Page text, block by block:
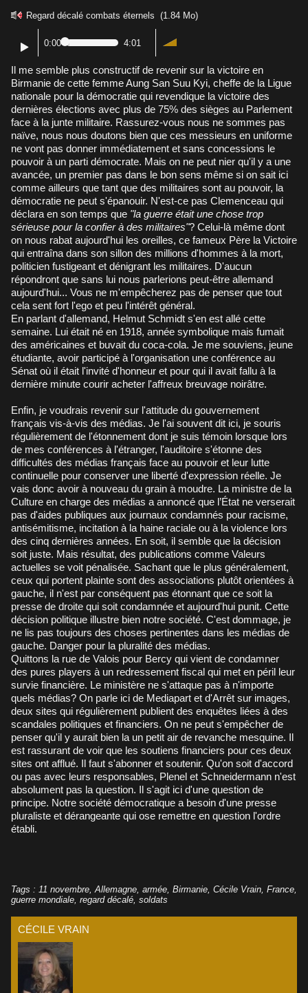
Regard décalé combats éternels (1.84 Mo)
0:00 4:01
Il me semble plus constructif de revenir sur la victoire en
Birmanie de cette femme Aung San Suu Kyi, cheffe de la Ligue
nationale pour la démocratie qui revendique la victoire des
dernières élections avec plus de 75% des sièges au Parlement
face à la junte militaire. Rassurez-vous nous ne sommes pas
naïve, nous nous doutons bien que ces messieurs en uniforme
ne vont pas donner immédiatement et sans concessions le
pouvoir à un parti démocrate. Mais on ne peut nier qu'il y a une
avancée, un premier pas dans le bon sens même si on sait ici
comme ailleurs que tant que des militaires sont au pouvoir, la
démocratie ne peut s'épanouir. N'est-ce pas Clemenceau qui
déclara en son temps que "la guerre était une chose trop
sérieuse pour la confier à des militaires"? Celui-là même dont
on nous rabat aujourd'hui les oreilles, ce fameux Père la Victoire
qui entraîna dans son sillon des millions d'hommes à la mort,
politicien fustigeant et dénigrant les militaires. D'aucun
répondront que sans lui nous parlerions peut-être allemand
aujourd'hui... Vous ne m'empêcherez pas de penser que tout
cela sent fort l'ego et peu l'intérêt général.
En parlant d'allemand, Helmut Schmidt s'en est allé cette
semaine. Lui était né en 1918, année symbolique mais fumait
des américaines et buvait du coca-cola. Je me souviens, jeune
étudiante, avoir participé à l'organisation une conférence au
Sénat où il était l'invité d'honneur et pour qui il avait fallu à la
dernière minute courir acheter l'affreux breuvage noirâtre.
Enfin, je voudrais revenir sur l'attitude du gouvernement
français vis-à-vis des médias. Je l'ai souvent dit ici, je souris
régulièrement de l'étonnement dont je suis témoin lorsque lors
de mes conférences à l'étranger, l'auditoire s'étonne des
difficultés des médias français face au pouvoir et leur lutte
continuelle pour conserver une liberté d'expression réelle. Je
vais donc avoir à nouveau du grain à moudre. La ministre de la
Culture en charge des médias a annoncé que l’État ne verserait
pas d'aides publiques aux journaux condamnés pour racisme,
antisémitisme, incitation à la haine raciale ou à la violence lors
des cinq dernières années. En soit, il semble que la décision
soit juste. Mais résultat, des publications comme Valeurs
actuelles se voit pénalisée. Sachant que le plus généralement,
ceux qui portent plainte sont des associations plutôt orientées à
gauche, il n'est par conséquent pas étonnant que ce soit la
presse de droite qui soit condamnée et aujourd'hui punit. Cette
décision politique illustre bien notre société. C'est dommage, je
ne lis pas toujours des choses pertinentes dans les médias de
gauche. Danger pour la pluralité des médias.
Quittons la rue de Valois pour Bercy qui vient de condamner
des pures players à un redressement fiscal qui met en péril leur
survie financière. Le ministère ne s'attaque pas à n'importe
quels médias? On parle ici de Mediapart et d'Arrêt sur images,
deux sites qui régulièrement publient des enquêtes liées à des
scandales politiques et financiers. On ne peut s'empêcher de
penser qu'il y aurait bien la un petit air de revanche mesquine. Il
est rassurant de voir que les soutiens financiers pour ces deux
sites ont afflué. Il faut s'abonner et soutenir. Qu'on soit d'accord
ou pas avec leurs responsables, Plenel et Schneidermann n'est
absolument pas la question. Il s'agit ici d'une question de
principe. Notre société démocratique a besoin d'une presse
pluraliste et dérangeante qui ose remettre en question l'ordre
établi.
Tags : 11 novembre,Allemagne, armée, Birmanie, Cécile Vrain, France,
guerre mondiale, regard décalé, soldats
CÉCILE VRAIN